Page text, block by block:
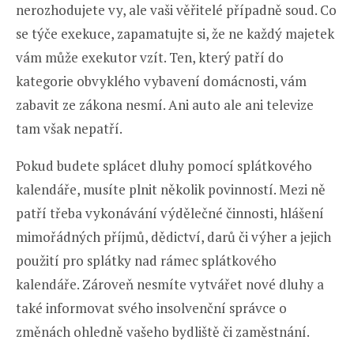
nerozhodujete vy, ale vaši věřitelé případně soud. Co
se týče exekuce, zapamatujte si, že ne každý majetek
vám může exekutor vzít. Ten, který patří do
kategorie obvyklého vybavení domácnosti, vám
zabavit ze zákona nesmí. Ani auto ale ani televize
tam však nepatří.
Pokud budete splácet dluhy pomocí splátkového
kalendáře, musíte plnit několik povinností. Mezi ně
patří třeba vykonávání výdělečné činnosti, hlášení
mimořádných příjmů, dědictví, darů či výher a jejich
použití pro splátky nad rámec splátkového
kalendáře. Zároveň nesmíte vytvářet nové dluhy a
také informovat svého insolvenční správce o
změnách ohledně vašeho bydliště či zaměstnání.